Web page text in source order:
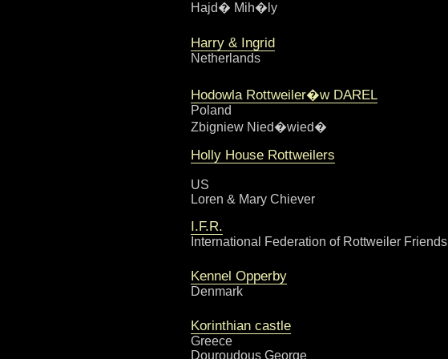
Hajd� Mih�ly
Harry & Ingrid
Netherlands
Hodowla Rottweiler�w DAREL
Poland
Zbigniew Nied�wied�
Holly House Rottweilers
US
Loren & Mary Chiever
I.F.R.
International Federation of Rottweiler Friends
Kennel Opperby
Denmark
Korinthian castle
Greece
Douroudous George